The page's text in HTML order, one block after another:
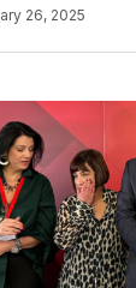
26, 2025